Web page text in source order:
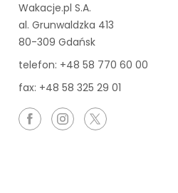
Wakacje.pl S.A.
al. Grunwaldzka 413
80-309 Gdańsk
telefon: +48 58 770 60 00
fax: +48 58 325 29 01